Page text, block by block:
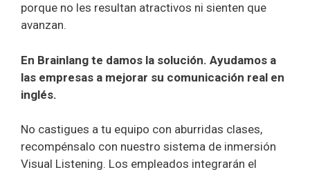
porque no les resultan atractivos ni sienten que
avanzan.
En Brainlang te damos la solución. Ayudamos a
las empresas a mejorar su comunicación real en
inglés.
No castigues a tu equipo con aburridas clases,
recompénsalo con nuestro sistema de inmersión
Visual Listening. Los empleados integrarán el